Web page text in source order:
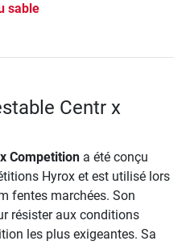
sable
Centr x
Competition a été conçu
Hyrox et est utilisé lors
fentes marchées. Son
résister aux conditions
les plus exigeantes. Sa